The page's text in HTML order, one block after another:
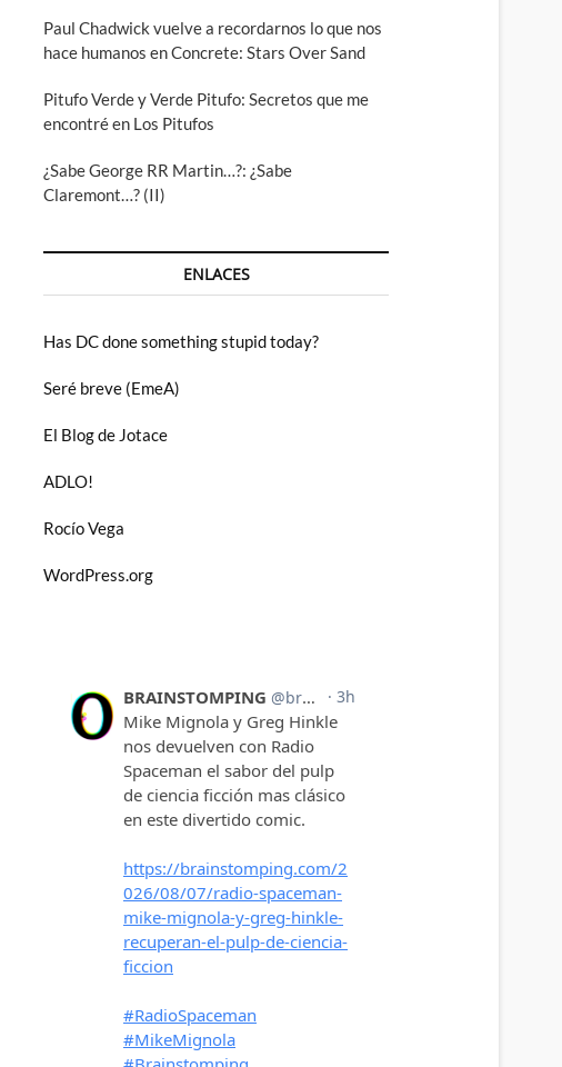
Paul Chadwick vuelve a recordarnos lo que nos
hace humanos en Concrete: Stars Over Sand
Pitufo Verde y Verde Pitufo: Secretos que me
encontré en Los Pitufos
¿Sabe George RR Martin…?: ¿Sabe
Claremont…? (II)
ENLACES
Has DC done something stupid today?
Seré breve (EmeA)
El Blog de Jotace
ADLO!
Rocío Vega
WordPress.org